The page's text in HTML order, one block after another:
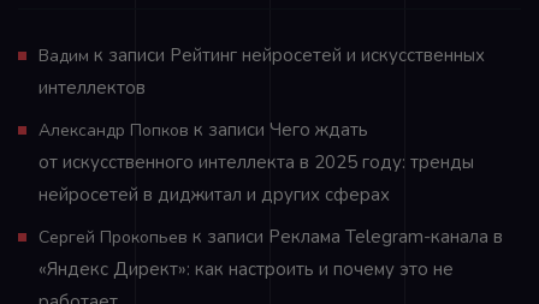
Вадим к записи Рейтинг нейросетей и искусственных
интеллектов
Александр Попков к записи Чего ждать
от искусственного интеллекта в 2025 году: тренды
нейросетей в диджитал и других сферах
Сергей Прокопьев к записи Реклама Telegram-канала в
«Яндекс Директ»: как настроить и почему это не